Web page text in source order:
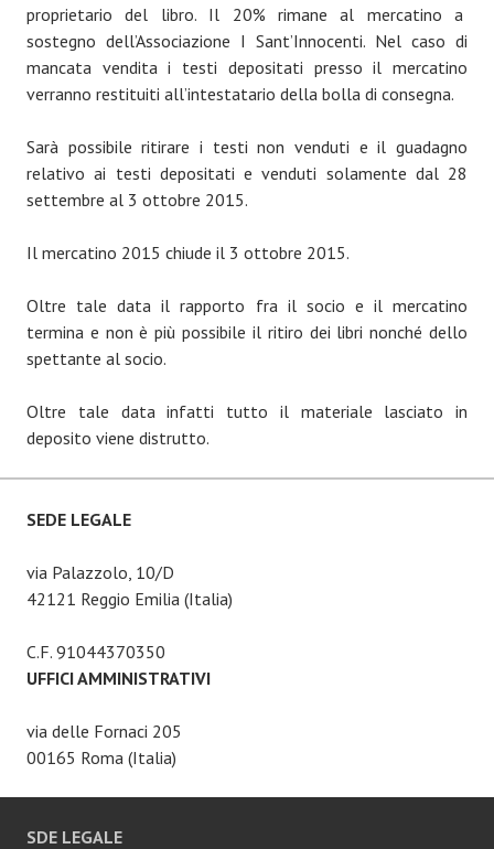
proprietario del libro. Il 20% rimane al mercatino a
sostegno dell’Associazione I Sant’Innocenti. Nel caso di
mancata vendita i testi depositati presso il mercatino
verranno restituiti all’intestatario della bolla di consegna.
Sarà possibile ritirare i testi non venduti e il guadagno
relativo ai testi depositati e venduti solamente dal 28
settembre al 3 ottobre 2015.
Il mercatino 2015 chiude il 3 ottobre 2015.
Oltre tale data il rapporto fra il socio e il mercatino
termina e non è più possibile il ritiro dei libri nonché dello
spettante al socio.
Oltre tale data infatti tutto il materiale lasciato in
deposito viene distrutto.
SEDE LEGALE
via Palazzolo, 10/D
42121 Reggio Emilia (Italia)
C.F. 91044370350
UFFICI AMMINISTRATIVI
via delle Fornaci 205
00165 Roma (Italia)
SDE LEGALE